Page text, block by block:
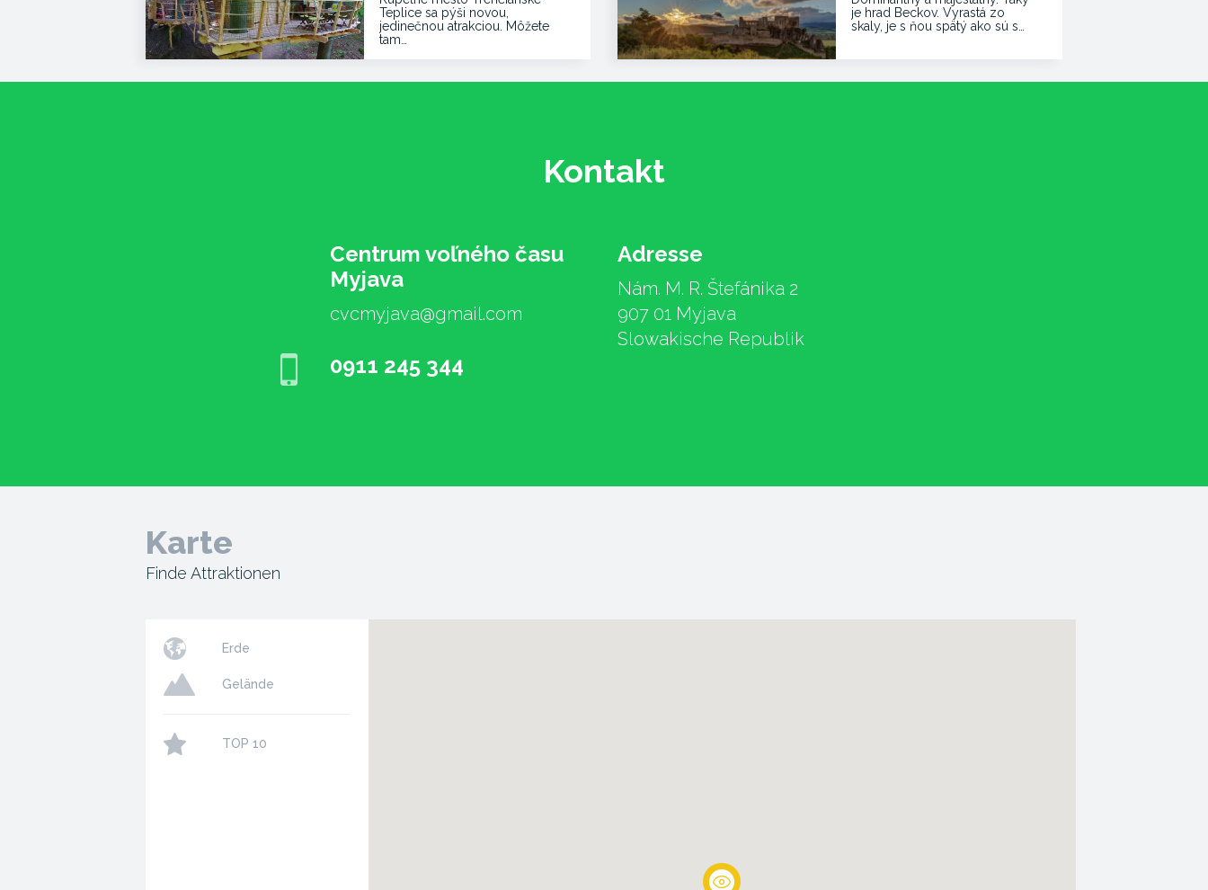
Teplice sa pýši novou,
jedinečnou atrakciou. Môžete
tam…
je hrad Beckov. Vyrastá zo
skaly, je s ňou spätý ako sú s…
Kontakt
Centrum voľného času
Myjava
cvcmyjava@gmail.com
0911 245 344
Adresse
Nám. M. R. Štefánika 2
907 01 Myjava
Slowakische Republik
Karte
Finde Attraktionen
Erde
Gelände
TOP 10